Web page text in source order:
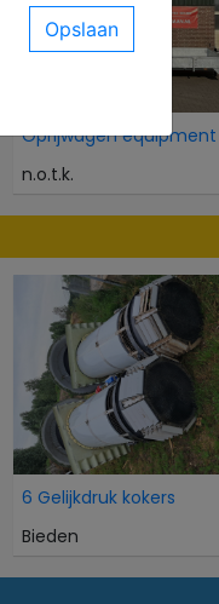
n.o.t.k.
6 Gelijkdruk kokers
Bieden